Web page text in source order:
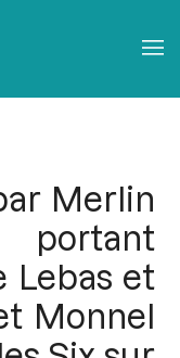
Merlin
Lebas et
Monnel